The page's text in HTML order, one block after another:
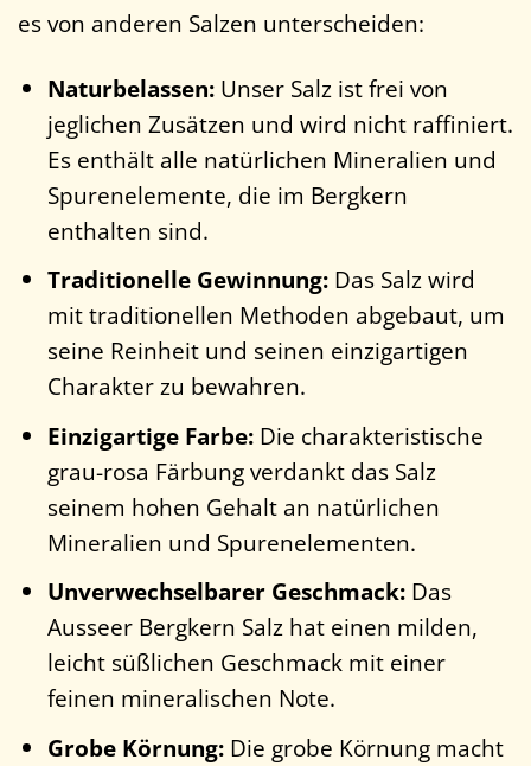
es von anderen Salzen unterscheiden:
Naturbelassen:Unser Salz ist frei von
jeglichen Zusätzen und wird nicht raffiniert.
Es enthält alle natürlichen Mineralien und
Spurenelemente, die im Bergkern
enthalten sind.
Traditionelle Gewinnung:Das Salz wird
mit traditionellen Methoden abgebaut, um
seine Reinheit und seinen einzigartigen
Charakter zu bewahren.
Einzigartige Farbe:Die charakteristische
grau-rosa Färbung verdankt das Salz
seinem hohen Gehalt an natürlichen
Mineralien und Spurenelementen.
Unverwechselbarer Geschmack:Das
Ausseer Bergkern Salz hat einen milden,
leicht süßlichen Geschmack mit einer
feinen mineralischen Note.
Grobe Körnung:Die grobe Körnung macht